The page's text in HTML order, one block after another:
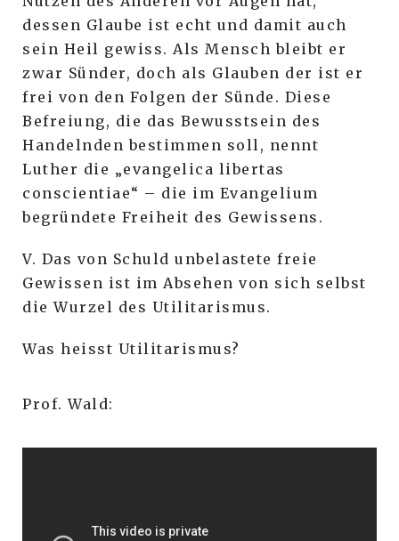
dessen Glaube ist echt und damit auch
sein Heil gewiss. Als Mensch bleibt er
zwar Sünder, doch als Glauben der ist er
frei von den Folgen der Sünde. Diese
Befreiung, die das Bewusstsein des
Handelnden bestimmen soll, nennt
Luther die „evangelica libertas
conscientiae“ – die im Evangelium
begründete Freiheit des Gewissens.
V. Das von Schuld unbelastete freie
Gewissen ist im Absehen von sich selbst
die Wurzel des Utilitarismus.
Was heisst Utilitarismus?
Prof. Wald: